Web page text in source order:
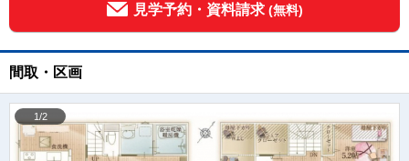
見学予約・資料請求 (無料)
間取・区画
1/2